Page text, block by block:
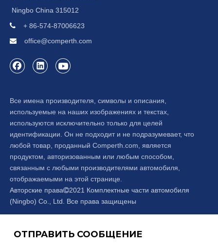
Ningbo China 315012
 + 86-574-87006623
 office@comperth.com
Все имена производителя, символы и описания,
используемые на наших изображениях и текстах,
используются исключительно только для целей
идентификации. Он не подходит и не подразумевает, что
любой товар, проданный Comperth.com, является
продуктом, авторизованным или любым способом,
связанным с любыми производителями автомобиля,
отображаемыми на этой странице.
Авторские права2021 Комплектные части автомобиля
(Ningbo) Co., Ltd. Все права защищены
ОТПРАВИТЬ СООБЩЕНИЕ